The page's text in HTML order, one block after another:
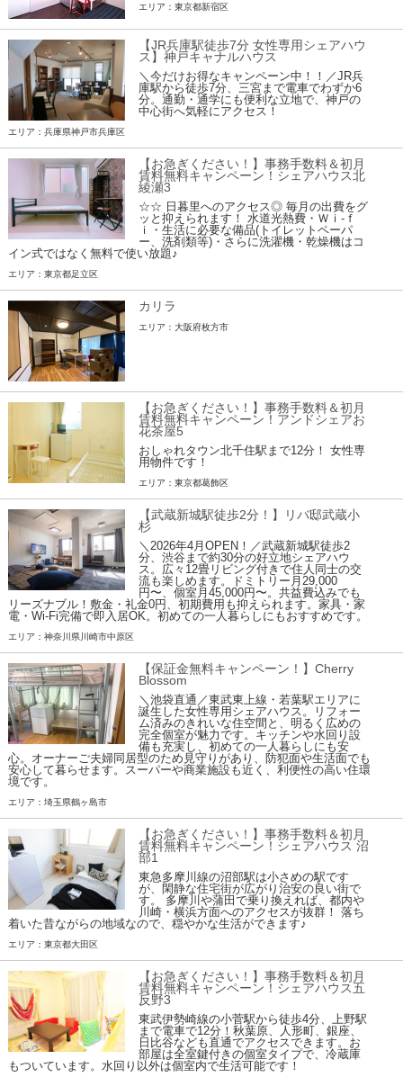
エリア：東京都新宿区
【JR兵庫駅徒歩7分 女性専用シェアハウ
ス】神戸キャナルハウス
＼今だけお得なキャンペーン中！！／JR兵
庫駅から徒歩7分、三宮まで電車でわずか6
分。通勤・通学にも便利な立地で、神戸の
中心街へ気軽にアクセス！
エリア：兵庫県神戸市兵庫区
【お急ぎください！】事務手数料＆初月
賃料無料キャンペーン！シェアハウス北
綾瀬3
☆☆ 日暮里へのアクセス◎ 毎月の出費をグ
ッと抑えられます！ 水道光熱費・Ｗｉ-ｆ
ｉ・生活に必要な備品(トイレットペーパ
ー、洗剤類等)・さらに洗濯機・乾燥機はコ
イン式ではなく無料で使い放題♪
エリア：東京都足立区
カリラ
エリア：大阪府枚方市
【お急ぎください！】事務手数料＆初月
賃料無料キャンペーン！アンドシェアお
花茶屋5
おしゃれタウン北千住駅まで12分！ 女性専
用物件です！
エリア：東京都葛飾区
【武蔵新城駅徒歩2分！】リバ邸武蔵小
杉
＼2026年4月OPEN！／武蔵新城駅徒歩2
分、渋谷まで約30分の好立地シェアハウ
ス。広々12畳リビング付きで住人同士の交
流も楽しめます。ドミトリー月29,000
円〜、個室月45,000円〜。共益費込みでも
リーズナブル！敷金・礼金0円、初期費用も抑えられます。家具・家
電・Wi-Fi完備で即入居OK。初めての一人暮らしにもおすすめです。
エリア：神奈川県川崎市中原区
【保証金無料キャンペーン！】Cherry
Blossom
＼池袋直通／東武東上線・若葉駅エリアに
誕生した女性専用シェアハウス。リフォー
ム済みのきれいな住空間と、明るく広めの
完全個室が魅力です。キッチンや水回り設
備も充実し、初めての一人暮らしにも安
心。オーナーご夫婦同居型のため見守りがあり、防犯面や生活面でも
安心して暮らせます。スーパーや商業施設も近く、利便性の高い住環
境です。
エリア：埼玉県鶴ヶ島市
【お急ぎください！】事務手数料＆初月
賃料無料キャンペーン！シェアハウス 沼
部1
東急多摩川線の沼部駅は小さめの駅です
が、閑静な住宅街が広がり治安の良い街で
す。 多摩川や蒲田で乗り換えれば、都内や
川崎・横浜方面へのアクセスが抜群！ 落ち
着いた昔ながらの地域なので、穏やかな生活ができます♪
エリア：東京都大田区
【お急ぎください！】事務手数料＆初月
賃料無料キャンペーン！シェアハウス五
反野3
東武伊勢崎線の小菅駅から徒歩4分、上野駅
まで電車で12分！秋葉原、人形町、銀座、
日比谷なども直通でアクセスできます。お
部屋は全室鍵付きの個室タイプで、冷蔵庫
もついています。水回り以外は個室内で生活可能です！